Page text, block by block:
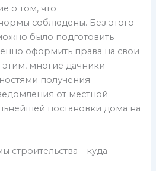
о том, что
соблюдены. Без этого
было подготовить
оформить права на свои
этим, многие дачники
получения
от местной
постановки дома на
– куда